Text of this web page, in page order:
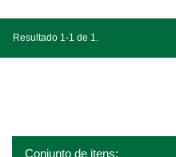
Resultado 1-1 de 1.
Conjunto de itens: